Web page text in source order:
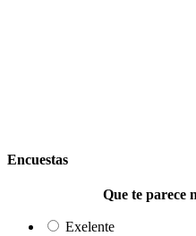
Encuestas
Que te parece
Exelente